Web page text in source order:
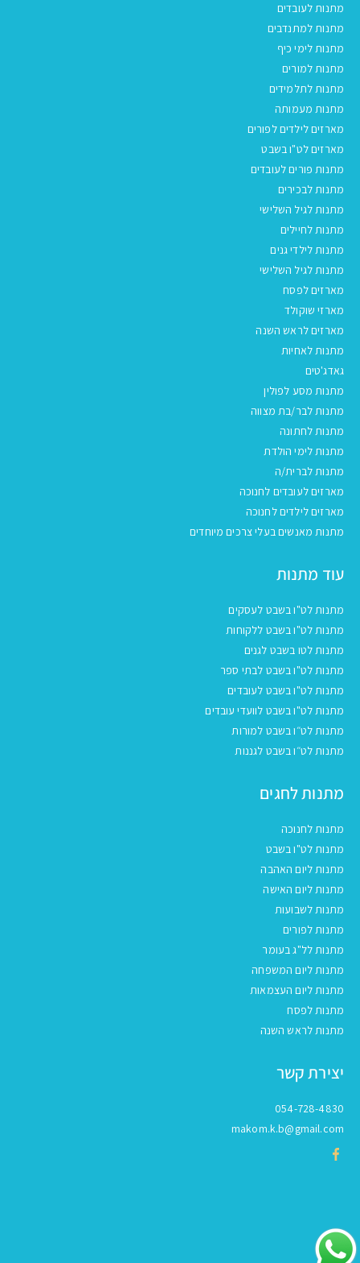
מתנות לעובדים
מתנות למתנדבים
מתנות לימי כיף
מתנות למורים
מתנות לתלמידים
מתנות מעמותה
מארזים לילדים לפורים
מארזים לט"ו בשבט
מתנות פורים לעובדים
מתנות לבכירים
מתנות לגיל השלישי
מתנות לחיילים
מתנות לילדי גנים
מתנות לגיל השלישי
מארזים לפסח
מארזי שוקולד
מארזים לראש השנה
מתנות לאחיות
גאדג'טים
מתנות מסע לפולין
מתנות לבר/בת מצווה
מתנות לחתונה
מתנות לימי הולדת
מתנות לברית/ה
מארזים לעובדים לחנוכה
מארזים לילדים לחנוכה
מתנות מאנשים בעלי צרכים מיוחדים
עוד מתנות
מתנות לט"ו בשבט לעסקים
מתנות לט"ו בשבט ללקוחות
מתנות לטו בשבט לגנים
מתנות לט"ו בשבט לבתי ספר
מתנות לט"ו בשבט לעובדים
מתנות לט"ו בשבט לוועדי עובדים
מתנות לט״ו בשבט למורות
מתנות לט״ו בשבט לגננות
מתנות לחגים
מתנות לחנוכה
מתנות לט"ו בשבט
מתנות ליום האהבה
מתנות ליום האישה
מתנות לשבועות
מתנות לפורים
מתנות לל"ג בעומר
מתנות ליום המשפחה
מתנות ליום העצמאות
מתנות לפסח
מתנות לראש השנה
יצירת קשר
054-728-4830
makom.k.b@gmail.com